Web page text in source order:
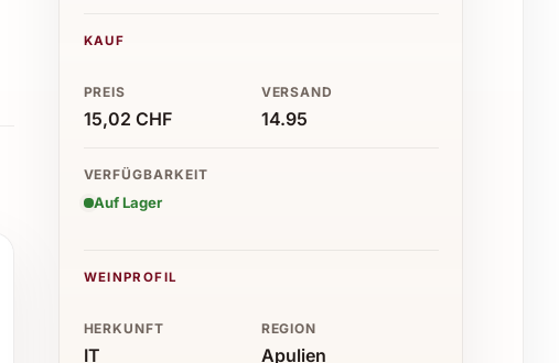
KAUF
PREIS
15,02 CHF
VERSAND
14.95
VERFÜGBARKEIT
Auf Lager
WEINPROFIL
HERKUNFT
IT
REGION
Apulien